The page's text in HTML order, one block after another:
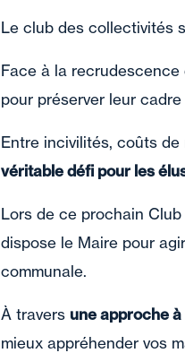
Le club des collectivités
Face à la
pour préserver leur
Entre incivilités, coûts
véritable défi pour les
Lors de ce prochain
dispose le Maire pour
communale.
À travers une approche
mieux appréhender vos